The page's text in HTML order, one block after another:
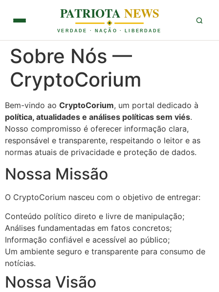
PATRIOTANEWS
VERDADE · NAÇÃO · LIBERDADE
Sobre Nós —
CryptoCorium
Bem-vindo ao CryptoCorium, um portal dedicado à
política, atualidades e análises políticas sem viés.
Nosso compromisso é oferecer informação clara,
responsável e transparente, respeitando o leitor e as
normas atuais de privacidade e proteção de dados.
Nossa Missão
O CryptoCorium nasceu com o objetivo de entregar:
Conteúdo político direto e livre de manipulação;
Análises fundamentadas em fatos concretos;
Informação confiável e acessível ao público;
Um ambiente seguro e transparente para consumo de
notícias.
Nossa Visão